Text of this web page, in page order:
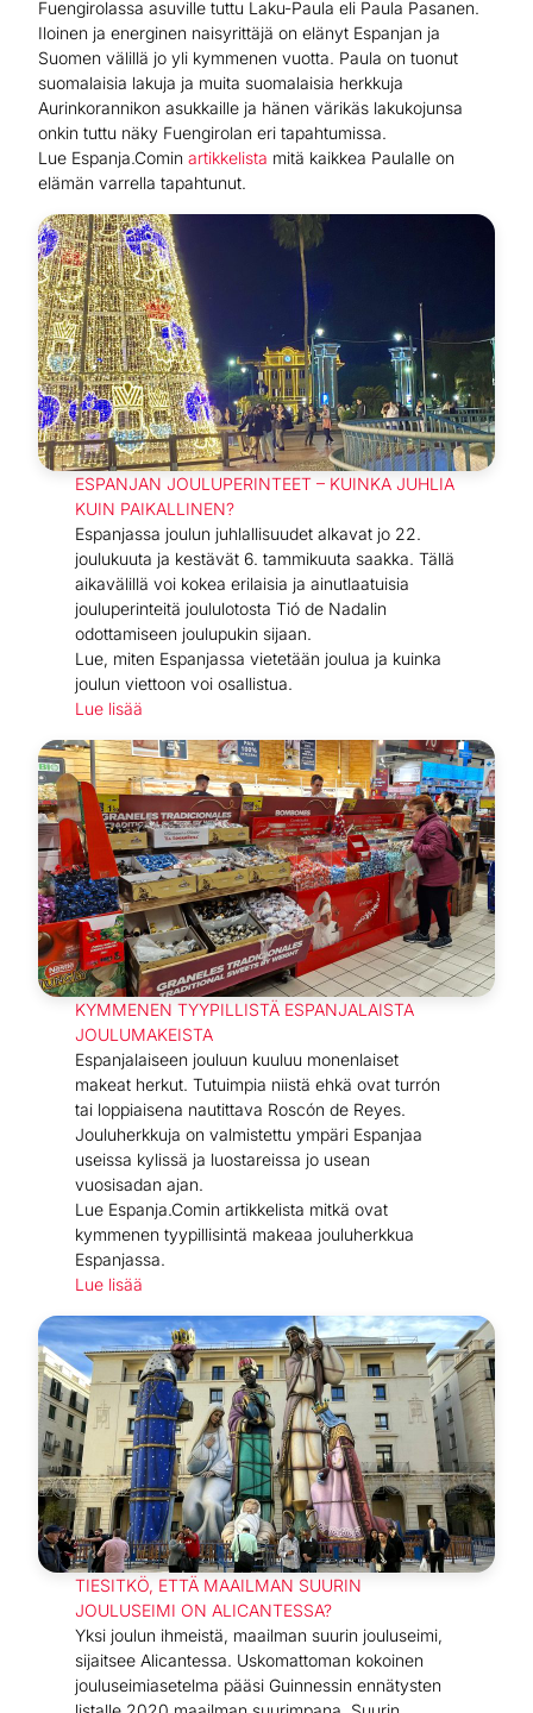
Fuengirolassa asuville tuttu Laku-Paula eli Paula Pasanen.
Iloinen ja energinen naisyrittäjä on elänyt Espanjan ja
Suomen välillä jo yli kymmenen vuotta. Paula on tuonut
suomalaisia lakuja ja muita suomalaisia herkkuja
Aurinkorannikon asukkaille ja hänen värikäs lakukojunsa
onkin tuttu näky Fuengirolan eri tapahtumissa.
Lue Espanja.Comin artikkelista mitä kaikkea Paulalle on
elämän varrella tapahtunut.
ESPANJAN JOULUPERINTEET – KUINKA JUHLIA
KUIN PAIKALLINEN?
Espanjassa joulun juhlallisuudet alkavat jo 22.
joulukuuta ja kestävät 6. tammikuuta saakka. Tällä
aikavälillä voi kokea erilaisia ja ainutlaatuisia
jouluperinteitä joululotosta Tió de Nadalin
odottamiseen joulupukin sijaan.
Lue, miten Espanjassa vietetään joulua ja kuinka
joulun viettoon voi osallistua.
Lue lisää
KYMMENEN TYYPILLISTÄ ESPANJALAISTA
JOULUMAKEISTA
Espanjalaiseen jouluun kuuluu monenlaiset
makeat herkut. Tutuimpia niistä ehkä ovat turrón
tai loppiaisena nautittava Roscón de Reyes.
Jouluherkkuja on valmistettu ympäri Espanjaa
useissa kylissä ja luostareissa jo usean
vuosisadan ajan.
Lue Espanja.Comin artikkelista mitkä ovat
kymmenen tyypillisintä makeaa jouluherkkua
Espanjassa.
Lue lisää
TIESITKÖ, ETTÄ MAAILMAN SUURIN
JOULUSEIMI ON ALICANTESSA?
Yksi joulun ihmeistä, maailman suurin jouluseimi,
sijaitsee Alicantessa. Uskomattoman kokoinen
jouluseimiasetelma pääsi Guinnessin ennätysten